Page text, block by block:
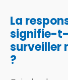
La
signifie-t-
surveiller
?